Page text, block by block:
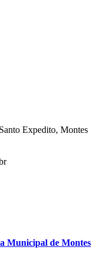
Expedito, Montes
Municipal de Montes